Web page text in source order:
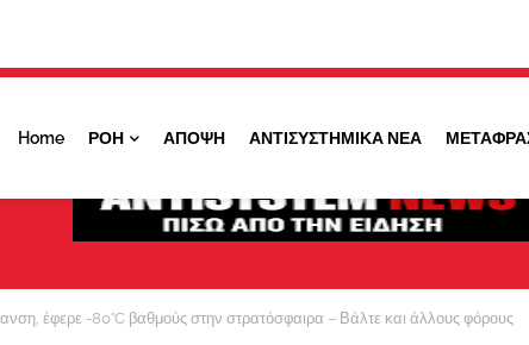
Home ΡΟΗ ΑΠΟΨΗ ΑΝΤΙΣΥΣΤΗΜΙΚΑ ΝΕΑ
έφερε -80°C βαθμούς στην στρατόσφαιρα – Βάλτε και άλλους φόρους
λαμβάνετε ειδοποιήσεις για σημαντικά